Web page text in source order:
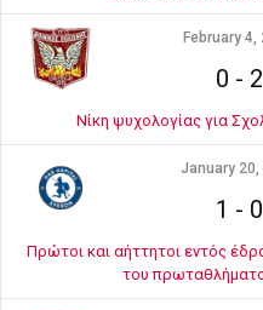
February 4,
0 - 2
Νίκη ψυχολογίας για
January 20,
1 - 0
Πρώτοι και αήττητοι εντός
του